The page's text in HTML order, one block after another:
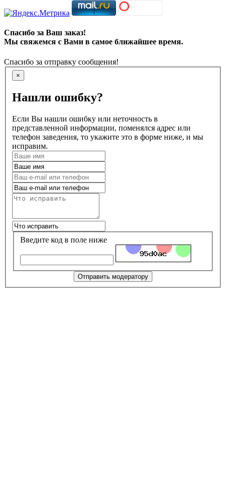
Спасибо за Ваш заказ!
Мы свяжемся с Вами в самое ближайшее время.
Спасибо за отправку сообщения!
×
Нашли ошибку?
Если Вы нашли ошибку или неточность в
представленной информации, поменялся адрес или
телефон заведения, то укажите это в форме ниже, и мы
исправим.
Введите код в поле ниже
Отправить модератору